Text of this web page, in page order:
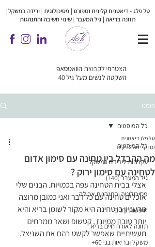
טל פלג - דיאטנית קלינית וספורט | פסיכולוגית | ירידה במשקל |
תזונה בריאה | גיל המעבר | שינוי חשיבה והתנהגות
הצטרפי לקבוצת הוואטסאפ
השקטה לנשים מעל גיל 40
פוסט
כל הפוסטים
עקרונות לירידה במשקל
גיל המעבר (40+)
פסיכולוגיה והתנהגות אכילה
חופשות וחגים
תזונה לאורח חיים בריא
משקל ובריאות בני 60+
כל הפוסטים
מה ההבדל בין טחינה עם סימון אדום
לטחינה עם סימון ירוק ?
טל פלג דיאטנית
זמן קריאה 2 דקות
אצלי בבית הטחינה עפה בכמויות. הבנים שלי
אוכלים טחינה עם כל דבר ואני כמובן מרוצה
מהעניין כי טחינה היא מקור לשומן בריא והיא
יותר טובה ממיונז , קטשופ ושאר ממרחים
תעשיתיים שאפשר לקשט בהם את השניצל.